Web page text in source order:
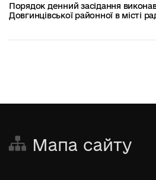
Порядок денний засідання
Довгинцівської районної в місті
Мапа сайту